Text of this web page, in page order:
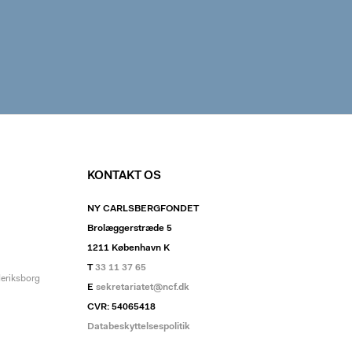
KONTAKT OS
NY CARLSBERGFONDET
Brolæggerstræde 5
1211 København K
T33 11 37 65
E sekretariatet@ncf.dk
CVR: 54065418
Databeskyttelsespolitik